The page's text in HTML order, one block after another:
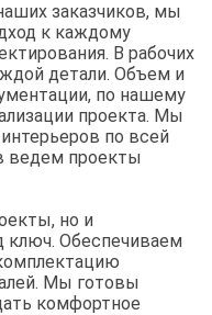
заказчиков, мы
к каждому
В рабочих
детали. Объем и
по нашему
проекта. Мы
по всей
ведем проекты
но и
ключ. Обеспечиваем
Мы готовы
комфортное